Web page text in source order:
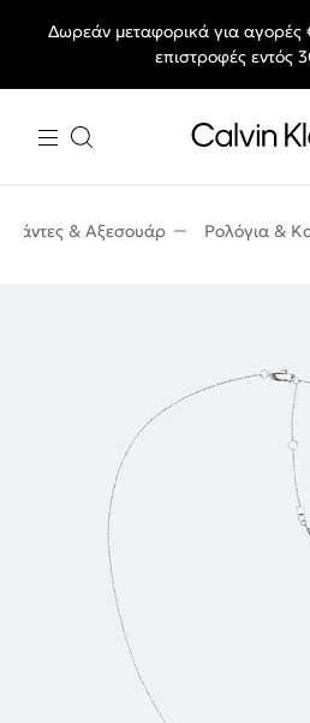
End of Season Deals: Αγαπημένα
Δωρεάν μεταφορικά για
επιστροφές εντός
Τσάντες & Αξεσουάρ Ρολόγια &